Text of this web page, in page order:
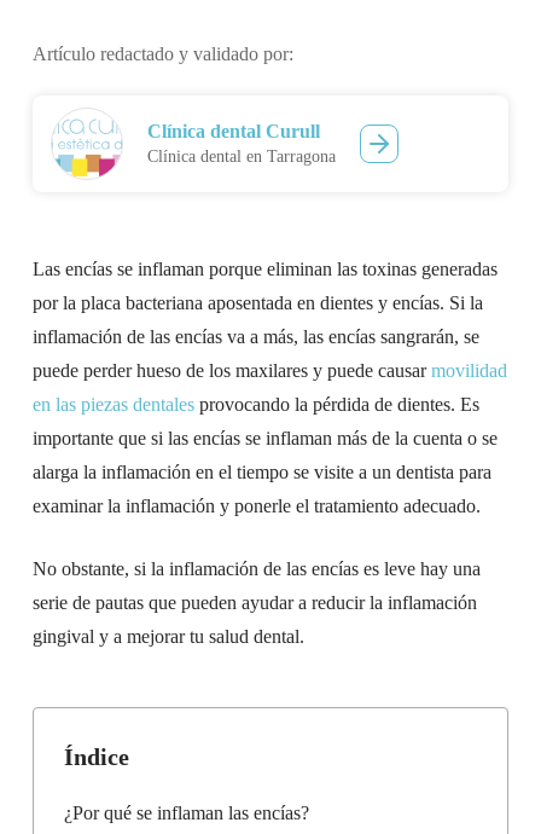
Artículo redactado y validado por:
Clínica dental Curull
Clínica dental en Tarragona
Las encías se inflaman porque eliminan las toxinas generadas
por la placa bacteriana aposentada en dientes y encías. Si la
inflamación de las encías va a más, las encías sangrarán, se
puede perder hueso de los maxilares y puede causarmovilidad
en las piezas dentalesprovocando la pérdida de dientes. Es
importante que si las encías se inflaman más de la cuenta o se
alarga la inflamación en el tiempo se visite a un dentista para
examinar la inflamación y ponerle el tratamiento adecuado.
No obstante, si la inflamación de las encías es leve hay una
serie de pautas que pueden ayudar a reducir la inflamación
gingival y a mejorar tu salud dental.
Índice
¿Por qué se inflaman las encías​?